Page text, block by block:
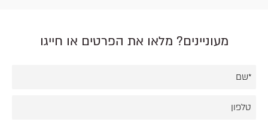
מעוניינים? מלאו את הפרטים או חייגו